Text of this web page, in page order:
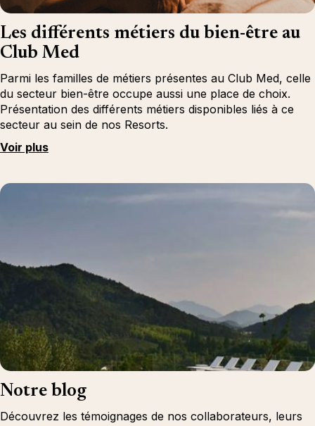
Les différents métiers du bien-être au
Club Med
Parmi les familles de métiers présentes au Club Med, celle
du secteur bien-être occupe aussi une place de choix.
Présentation des différents métiers disponibles liés à ce
secteur au sein de nos Resorts.
Voir plus
Notre blog
Découvrez les témoignages de nos collaborateurs, leurs